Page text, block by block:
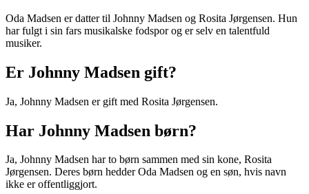
Oda Madsen er datter til Johnny Madsen og Rosita Jørgensen. Hun
har fulgt i sin fars musikalske fodspor og er selv en talentfuld
musiker.
Er Johnny Madsen gift?
Ja, Johnny Madsen er gift med Rosita Jørgensen.
Har Johnny Madsen børn?
Ja, Johnny Madsen har to børn sammen med sin kone, Rosita
Jørgensen. Deres børn hedder Oda Madsen og en søn, hvis navn
ikke er offentliggjort.